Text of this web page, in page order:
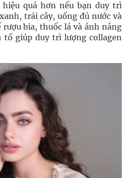
hiệu quả hơn nếu bạn duy trì
trái cây, uống đủ nước và
rượu bia, thuốc lá và ánh nắng
tố giúp duy trì lượng collagen